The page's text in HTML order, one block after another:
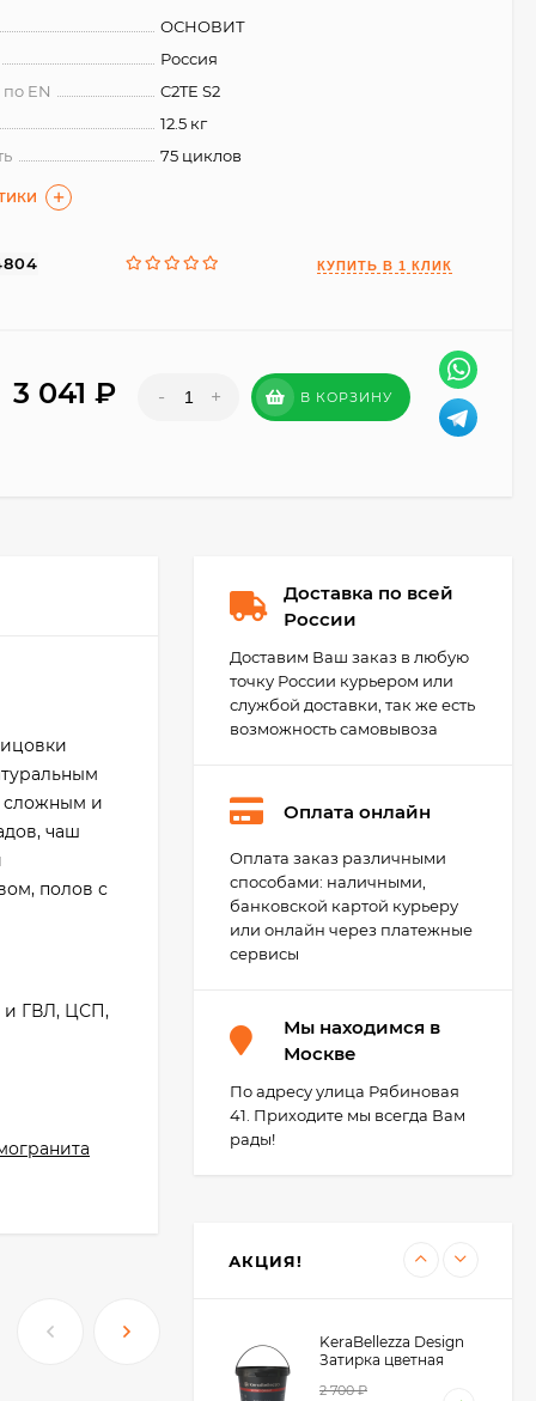
ОСНОВИТ
Россия
EN
C2TE S2
12.5 кг
75 циклов
3 041 - + В КОРЗИНУ
сложным и
чаш
полов с
и ГВЛ, ЦСП,
Доставка по всей
России
Доставим Ваш заказ в любую
точку России курьером или
службой доставки, так же есть
возможность самовывоза
Оплата онлайн
Оплата заказ различными
способами: наличными,
банковской картой курьеру
или онлайн через платежные
сервисы
Мы находимся в
Москве
По адресу улица Рябиновая
41. Приходите мы всегда Вам
рады!
АКЦИЯ!
Kerabellezza Neutro
База для Color Agent 1
кг.
Eco Моющее
средство 1 л.
3 450 ₽
3 400 ₽
KeraBellezza Design
Затирка цветная
2 700